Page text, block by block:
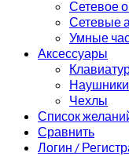
Сетевое
Сетевые
Умные
Аксессуары
Наушники
Чехлы
Список
Сравнить
Логин /